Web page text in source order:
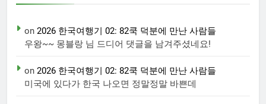
on 2026 한국여행기 02: 82쿡 덕분에 만난 사람들
우왕~~ 몽블랑 님 드디어 댓글을 남겨주셨네요!
on 2026 한국여행기 02: 82쿡 덕분에 만난 사람들
미국에 있다가 한국 나오면 정말정말 바쁜데